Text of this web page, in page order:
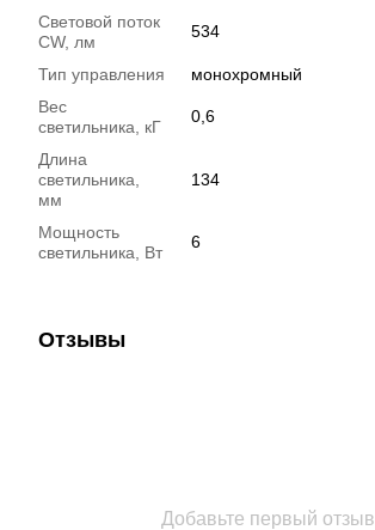
Световой поток
CW, лм
534
Тип управления
монохромный
Вес
светильника, кГ
0,6
Длина
светильника,
мм
134
Мощность
светильника, Вт
6
Отзывы
Добавьте первый отзыв